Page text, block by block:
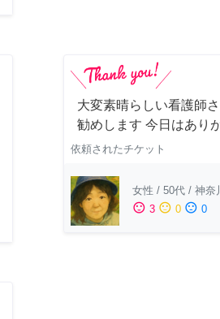
大変素晴らしい看護師
勧めします 今日はあり
依頼されたチケット
女性 / 50代 / 神奈
sentiment_satisfied 3 sentiment_neutral 0 sentiment_dissatisfied 0